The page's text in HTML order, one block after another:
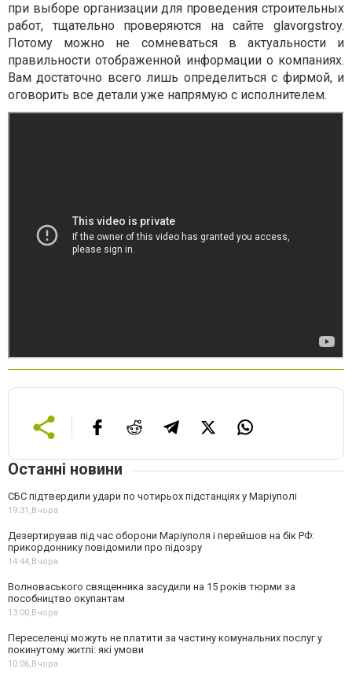
при выборе организации для проведения строительных
работ, тщательно проверяются на сайте glavorgstroy.
Потому можно не сомневаться в актуальности и
правильности отображенной информации о компаниях.
Вам достаточно всего лишь определиться с фирмой, и
оговорить все детали уже напрямую с исполнителем.
Останні новини
СБС підтвердили удари по чотирьох підстанціях у Маріуполі
19:31, Вчора
Дезертирував під час оборони Маріуполя і перейшов на бік РФ:
прикордоннику повідомили про підозру
14:44, Вчора
Волноваського священника засудили на 15 років тюрми за
пособництво окупантам
13:00, Вчора
Переселенці можуть не платити за частину комунальних послуг у
покинутому житлі: які умови
10:06, Вчора